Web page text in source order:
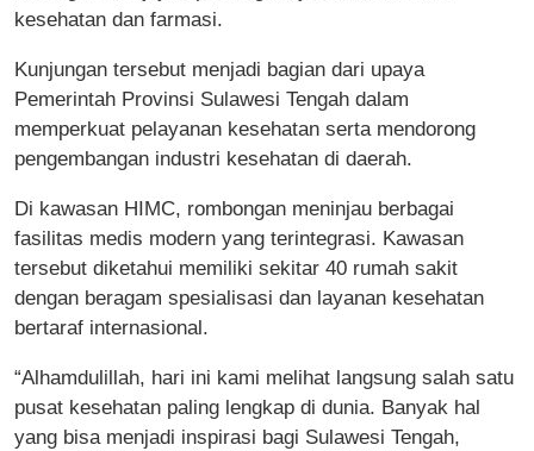
kesehatan dan farmasi.
Kunjungan tersebut menjadi bagian dari upaya
Pemerintah Provinsi Sulawesi Tengah dalam
memperkuat pelayanan kesehatan serta mendorong
pengembangan industri kesehatan di daerah.
Di kawasan HIMC, rombongan meninjau berbagai
fasilitas medis modern yang terintegrasi. Kawasan
tersebut diketahui memiliki sekitar 40 rumah sakit
dengan beragam spesialisasi dan layanan kesehatan
bertaraf internasional.
“Alhamdulillah, hari ini kami melihat langsung salah satu
pusat kesehatan paling lengkap di dunia. Banyak hal
yang bisa menjadi inspirasi bagi Sulawesi Tengah,